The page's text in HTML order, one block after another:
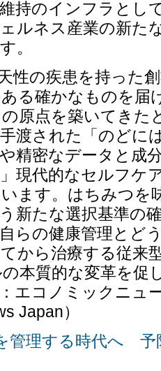
持のインフラとし
ルネス産業の新た
。
性の疾患を持った
る確かなものを届
原点を築いてきた
渡された「のどに
精密なデータと成
現代的なセルフケ
ます。はちみつを
新たな選択基準の
らの健康管理とど
から治療する従来
本質的な変革を促
エコノミックニュ
Japan）
管理する時代へ